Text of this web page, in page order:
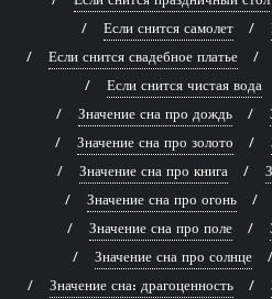
Если снится самолет
Если снится свадебное платье
Если снится чистая вода
Значение сна про дождь
Значение сна про золото
Значение сна про книга
Значение сна про огонь
Значение сна про поле
Значение сна про солнце
Значение сна: драгоценность